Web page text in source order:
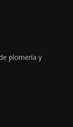
plomería y